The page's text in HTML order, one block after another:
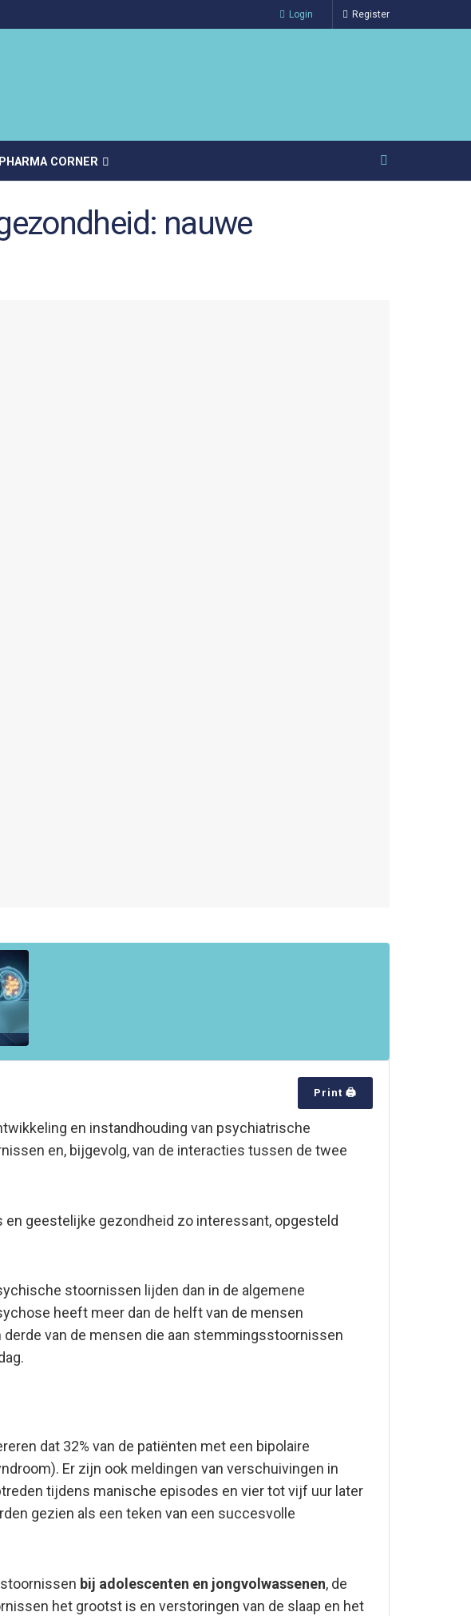
Login Register
PHARMA CORNER
nauwe
Print 🖨
en instandhouding van psychiatrische
en, bijgevolg, van de interacties tussen de twee
geestelijke gezondheid zo interessant, opgesteld
stoornissen lijden dan in de algemene
heeft meer dan de helft van de mensen
derde van de mensen die aan stemmingsstoornissen
dat 32% van de patiënten met een bipolaire
Er zijn ook meldingen van verschuivingen in
tijdens manische episodes en vier tot vijf uur later
gezien als een teken van een succesvolle
bij adolescenten en jongvolwassenen, de
het grootst is en verstoringen van de slaap en het